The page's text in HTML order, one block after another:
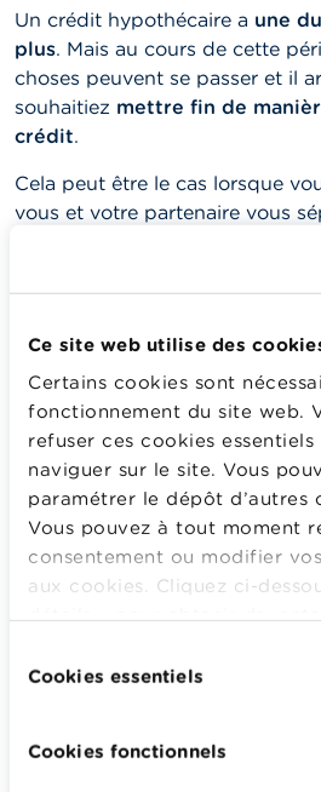
Ce site web utilise des
Certains cookies sont
fonctionnement du site web.
refuser ces cookies
naviguer sur le site. Vous
paramétrer le dépôt d’autres
Vous pouvez à tout moment
consentement ou modifier
aux cookies. Cliquez ci-
consultable dans son
duCookies essentiels
Cookies fonctionnels
Un crédit hypothécaire a une
plus. Mais au cours de cette
choses peuvent se passer et il
souhaitiez mettre fin de
crédit.
Cela peut être le cas lorsque
vous et votre partenaire vous
Comment mettre fin de
crédit hypothécaire et qu’en
se passe-t-il si vous souhaitez
logement hypothéqué ?
Qu’est-ce qu’une indemnité
Calculateurs, conseils pratiques,
Budget, payer, emprunter et assurer
Famille